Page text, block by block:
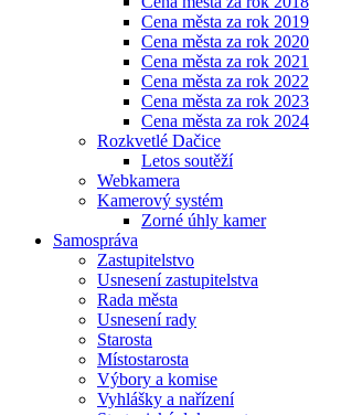
Cena města za rok 2019
Cena města za rok 2020
Cena města za rok 2021
Cena města za rok 2022
Cena města za rok 2023
Cena města za rok 2024
Rozkvetlé Dačice
Letos soutěží
Webkamera
Kamerový systém
Zorné úhly kamer
Samospráva
Zastupitelstvo
Usnesení zastupitelstva
Rada města
Usnesení rady
Starosta
Místostarosta
Výbory a komise
Vyhlášky a nařízení